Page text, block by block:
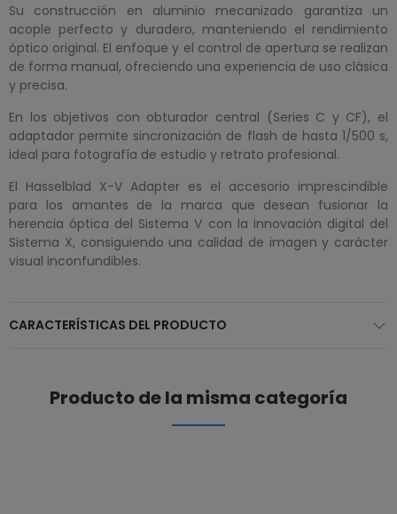
Su construcción en aluminio mecanizado garantiza un
acople perfecto y duradero, manteniendo el rendimiento
óptico original. El enfoque y el control de apertura se realizan
de forma manual, ofreciendo una experiencia de uso clásica
y precisa.
En los objetivos con obturador central (Series C y CF), el
adaptador permite sincronización de flash de hasta 1/500 s,
ideal para fotografía de estudio y retrato profesional.
El Hasselblad X-V Adapter es el accesorio imprescindible
para los amantes de la marca que desean fusionar la
herencia óptica del Sistema V con la innovación digital del
Sistema X, consiguiendo una calidad de imagen y carácter
visual inconfundibles.
CARACTERÍSTICAS DEL PRODUCTO
Producto de la misma categoría